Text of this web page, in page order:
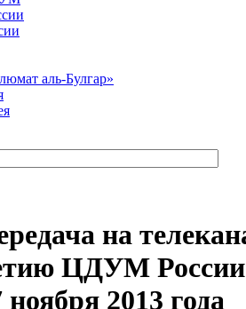
аль-Булгар»
на
ЦДУМ России
ноября 2013 года